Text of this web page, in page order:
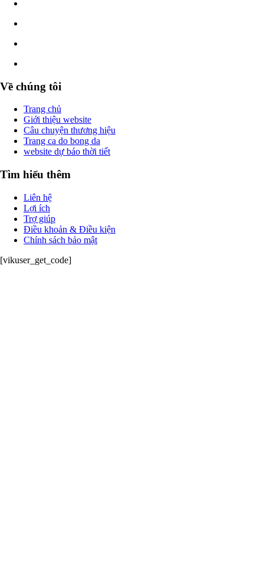
Về chúng tôi
Trang chủ
Giới thiệu website
Câu chuyện thương hiệu
Trang ca do bong da
website dự báo thời tiết
Tìm hiểu thêm
Liên hệ
Lợi ích
Trợ giúp
Điều khoản & Điều kiện
Chính sách bảo mật
[vikuser_get_code]